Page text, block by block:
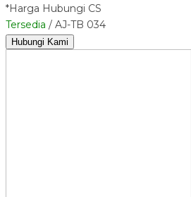
*Harga Hubungi CS
Tersedia / AJ-TB 034
Hubungi Kami